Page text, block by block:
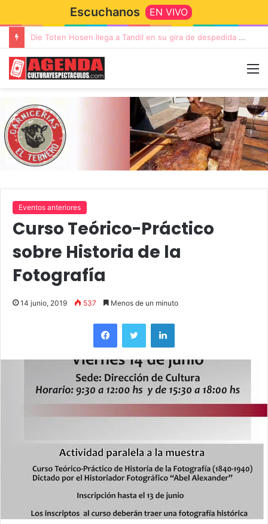
Escuchanos EN VIVO
“TIRRIA” llega a Tandil con un elenco de lujo encabezado por Capusotto, Spregelburd y Stefani
Eventos anteriores
Curso Teórico-Práctico
sobre Historia de la
Fotografía
14 junio, 2019 537 Menos de un minuto